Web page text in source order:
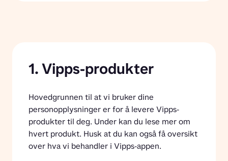
1. Vipps-produkter
Hovedgrunnen til at vi bruker dine
personopplysninger er for å levere Vipps-
produkter til deg. Under kan du lese mer om
hvert produkt. Husk at du kan også få oversikt
over hva vi behandler i Vipps-appen.